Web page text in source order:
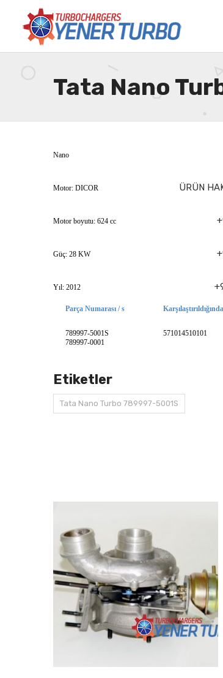
Tata Nano
Nano
Motor: DICOR ÜRÜN
Motor boyutu: 624 cc
Güç: 28 KW
Yıl: 2012
Parça Numarası / s
789997-5001S
789997-0001
571014510101
Etiketler
Tata Nano Turbo 789997-5001S